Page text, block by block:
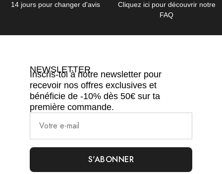
14 jours pour changer d'avis
Cliquez ici pour découvrir notre
FAQ
NEWSLETTER
Inscris-toi à notre newsletter pour
recevoir nos offres exclusives et
bénéficie de -10% dès 50€ sur ta
première commande.